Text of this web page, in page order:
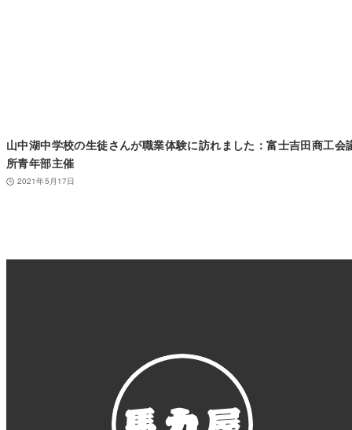
山中湖中学校の生徒さんが職業体験に訪れました：富士吉田商工会
所青年部主催
2021年5月17日